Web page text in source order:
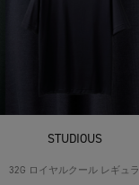
STUDIOUS
32G ロイヤルクール レギュラ